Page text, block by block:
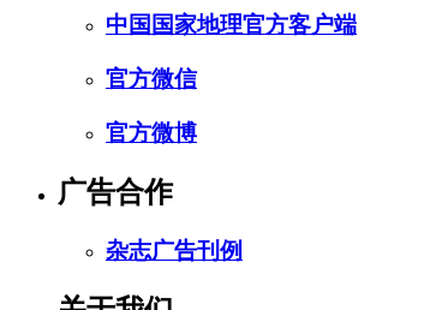
中国国家地理官方客户端
官方微信
官方微博
广告合作
杂志广告刊例